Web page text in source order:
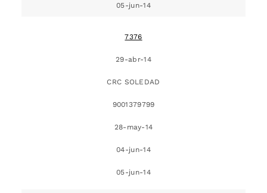
05-jun-14
7376
29-abr-14
CRC SOLEDAD
9001379799
28-may-14
04-jun-14
05-jun-14